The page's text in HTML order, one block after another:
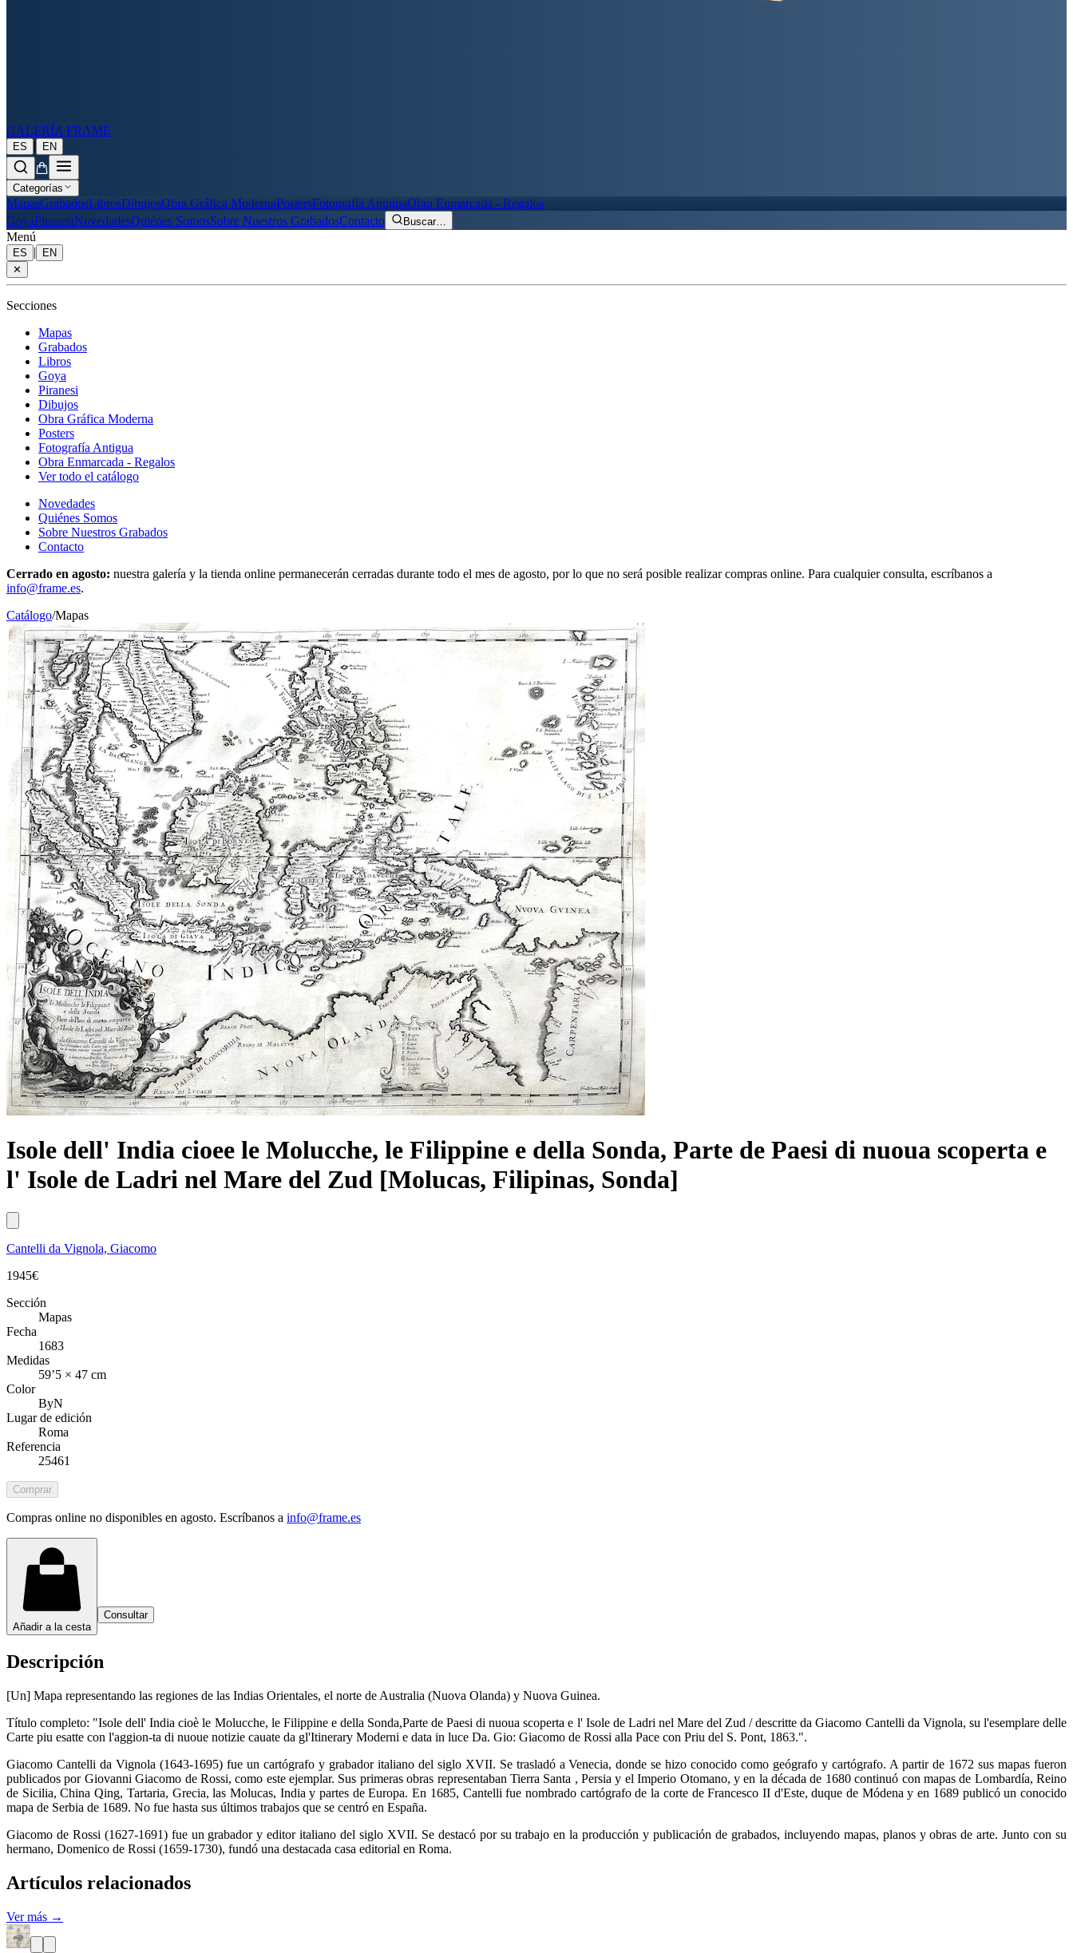
GALERÍA FRAME
ES | EN
Categorías
MapasGrabadosLibrosDibujosObra Gráfica ModernaPostersFotografía AntiguaObra Enmarcada - Regalos
GoyaPiranesiNovedadesQuiénes SomosSobre Nuestros GrabadosContacto Buscar…
Menú
ES |
EN
✕
Secciones
Mapas
Grabados
Libros
Goya
Piranesi
Dibujos
Obra Gráfica Moderna
Posters
Fotografía Antigua
Obra Enmarcada - Regalos
Ver todo el catálogo
Novedades
Quiénes Somos
Sobre Nuestros Grabados
Contacto
Cerrado en agosto: nuestra galería y la tienda online permanecerán cerradas durante todo el mes de agosto, por lo que no será posible realizar compras online. Para cualquier consulta, escríbanos a
info@frame.es.
Catálogo/Mapas
Isole dell' India cioee le Molucche, le Filippine e della Sonda, Parte de Paesi di nuoua scoperta e
l' Isole de Ladri nel Mare del Zud [Molucas, Filipinas, Sonda]
Cantelli da Vignola, Giacomo
1945€
Sección
Mapas
Fecha
1683
Medidas
59’5 × 47 cm
Color
ByN
Lugar de edición
Roma
Referencia
25461
Comprar
Compras online no disponibles en agosto. Escríbanos a info@frame.es
Añadir a la cesta
Consultar
Descripción
[Un] Mapa representando las regiones de las Indias Orientales, el norte de Australia (Nuova Olanda) y Nuova Guinea.
Título completo: "Isole dell' India cioè le Molucche, le Filippine e della Sonda,Parte de Paesi di nuoua scoperta e l' Isole de Ladri nel Mare del Zud / descritte da Giacomo Cantelli da Vignola, su l'esemplare delle
Carte piu esatte con l'aggion-ta di nuoue notizie cauate da gl'Itinerary Moderni e data in luce Da. Gio: Giacomo de Rossi alla Pace con Priu del S. Pont, 1863.".
Giacomo Cantelli da Vignola (1643-1695) fue un cartógrafo y grabador italiano del siglo XVII. Se trasladó a Venecia, donde se hizo conocido como geógrafo y cartógrafo. A partir de 1672 sus mapas fueron
publicados por Giovanni Giacomo de Rossi, como este ejemplar. Sus primeras obras representaban Tierra Santa , Persia y el Imperio Otomano, y en la década de 1680 continuó con mapas de Lombardía, Reino
de Sicilia, China Qing, Tartaria, Grecia, las Molucas, India y partes de Europa. En 1685, Cantelli fue nombrado cartógrafo de la corte de Francesco II d'Este, duque de Módena y en 1689 publicó un conocido
mapa de Serbia de 1689. No fue hasta sus últimos trabajos que se centró en España.
Giacomo de Rossi (1627-1691) fue un grabador y editor italiano del siglo XVII. Se destacó por su trabajo en la producción y publicación de grabados, incluyendo mapas, planos y obras de arte. Junto con su
hermano, Domenico de Rossi (1659-1730), fundó una destacada casa editorial en Roma.
Artículos relacionados
Ver más →